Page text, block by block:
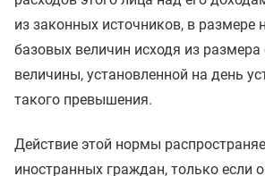
из законных источников, в размере
базовых величин исходя из размера
величины, установленной на день
такого превышения.
Действие этой нормы
иностранных граждан, только если